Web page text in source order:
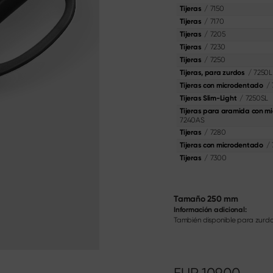
verduras
bistec
China
filetear y deshuesar
The Legend – Anniversary Edition
Shun Classic Red
Juego Shun Kohen
Cuchillos y sets de regalo
Materialien & Pflege
Descúbrelo aquí
Tijeras / 7150
Tijeras / 7170
Tijeras / 7205
Tijeras / 7230
Tijeras / 7250
Tijeras, para zurdos / 7250L
Tijeras con microdentado /
Tijeras Slim-Light / 7250SL
Tijeras para aramida con
7240AS
Tijeras / 7280
Tijeras con microdentado /
Tijeras / 7300
Tamaño250 mm
Información adicional:
También disponible para